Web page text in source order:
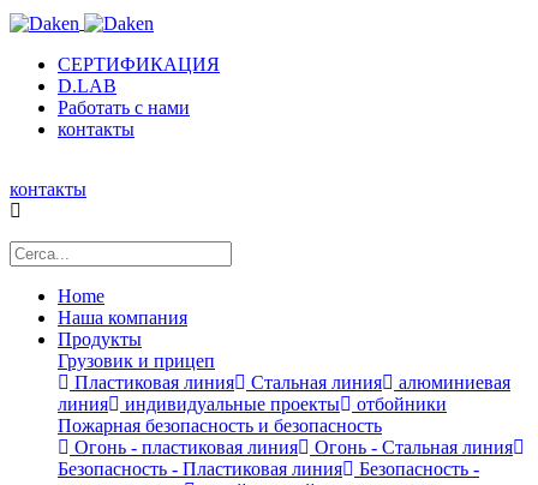
СЕРТИФИКАЦИЯ
D.LAB
Работать с нами
контакты
контакты
Home
Наша компания
Продукты
Грузовик и прицеп
Пластиковая линия
Стальная линия
алюминиевая
линия
индивидуальные проекты
отбойники
Пожарная безопасность и безопасность
Огонь - пластиковая линия
Огонь - Стальная линия
Безопасность - Пластиковая линия
Безопасность -